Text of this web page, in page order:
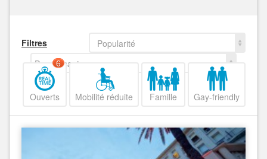
Filtres
Popularité
Decroissant
Ouverts
6
Mobilité réduite Famille Gay-friendly